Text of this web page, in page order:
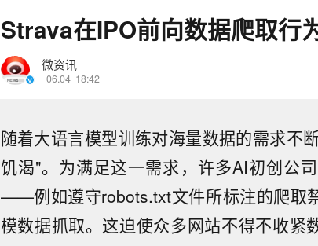
Strava在IPO前向数据爬取行
微资讯
06.04 18:42
随着大语言模型训练对海量数据的需求不
饥渴"。为满足这一需求，许多AI初创公
——例如遵守robots.txt文件所标注的爬
模数据抓取。这迫使众多网站不得不收紧